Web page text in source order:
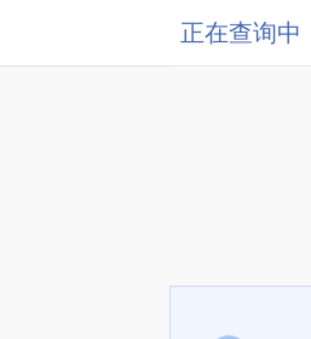
正在查询中